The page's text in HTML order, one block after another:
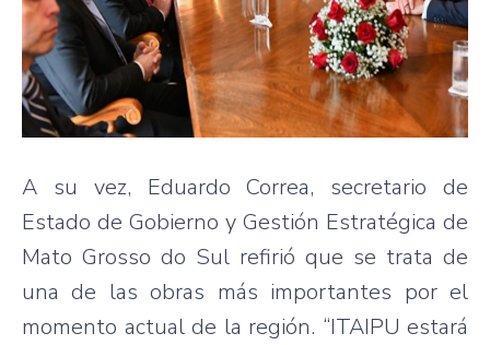
A su vez, Eduardo Correa, secretario de
Estado de Gobierno y Gestión Estratégica de
Mato Grosso do Sul refirió que se trata de
una de las obras más importantes por el
momento actual de la región. “ITAIPU estará